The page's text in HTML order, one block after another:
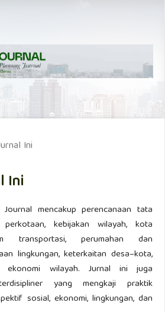
Ini
Ini
mencakup perencanaan tata
perkotaan, kebijakan wilayah, kota
transportasi, perumahan dan
lingkungan, keterkaitan desa–kota,
ekonomi wilayah. Jurnal ini juga
yang mengkaji praktik
sosial, ekonomi, lingkungan, dan